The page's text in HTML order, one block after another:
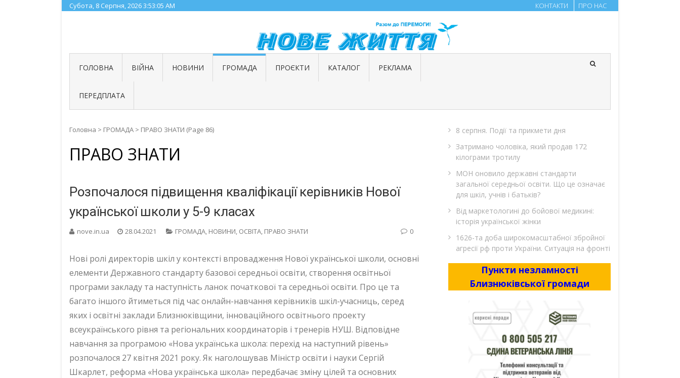
Skip
to
Субота, 8 Серпня, 20263:53:06 AM КОНТАКТИ ПРО НАС
ГОЛОВНА ВІЙНА НОВИНИ ГРОМАДА ПРОЄКТИ КАТАЛОГ РЕКЛАМА
ПЕРЕДПЛАТА
Головна > ГРОМАДА > ПРАВО ЗНАТИ (Page 86)
ПРАВО ЗНАТИ
Розпочалося підвищення кваліфікації керівників Нової
української школи у 5-9 класах
nove.in.ua 28.04.2021 ГРОМАДА НОВИНИ ОСВІТА ПРАВО ЗНАТИ 0
Нові ролі директорів шкіл у контексті впровадження Нової української школи, основні
елементи Державного стандарту базової середньої освіти, створення освітньої
програми закладу та наступність ланок початкової та середньої освіти. Про це та
багато іншого йтиметься під час онлайн-навчання керівників шкіл-учасниць, серед
яких і освітні заклади Близнюківщини, інноваційного освітнього проекту
всеукраїнського рівня та регіональних координаторів і тренерів НУШ. Відповідне
навчання за програмою «Нова українська школа: перехід на наступний рівень»
розпочалося 27 квітня 2021 року. Як наголошував Міністр освіти і науки Сергій
Шкарлет, реформа «Нова українська школа» передбачає зміну цілей та основних
8 серпня. Події та прикмети дня
Затримано чоловіка, який продав 172
кілограми тротилу
МОН оновило державні стандарти
загальної середньої освіти. Що це означає
для шкіл, учнів і батьків?
Від маркетологині до бойової медикині:
історія української жінки
1626-та доба широкомасштабної збройної
агресії рф проти України. Ситуація на фронті
Пункти незламності
Близнюківської громади